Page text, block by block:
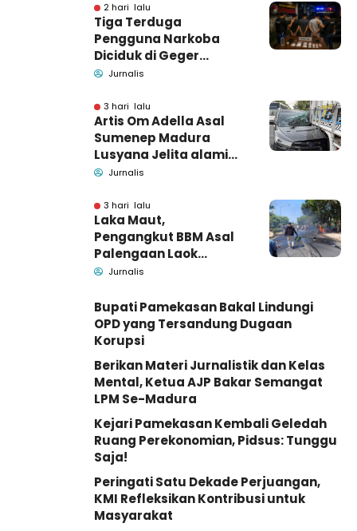
2 hari lalu
Tiga Terduga
Pengguna Narkoba
Diciduk di Geger
Bangkalan, Polisi Masih
Barang Bukti
Jurnalis
3 hari lalu
Artis Om Adella Asal
Sumenep Madura
Lusyana Jelita alami
kecelakaan di Wonogiri
Jurnalis
3 hari lalu
Laka Maut,
Pengangkut BBM Asal
Palengaan Laok
Pamekasan Meninggal
Jurnalis
Bupati Pamekasan Bakal Lindungi
OPD yang Tersandung Dugaan
Korupsi
Berikan Materi Jurnalistik dan Kelas
Mental, Ketua AJP Bakar Semangat
LPM Se-Madura
Kejari Pamekasan Kembali Geledah
Ruang Perekonomian, Pidsus: Tunggu
Saja!
Peringati Satu Dekade Perjuangan,
KMI Refleksikan Kontribusi untuk
Masyarakat